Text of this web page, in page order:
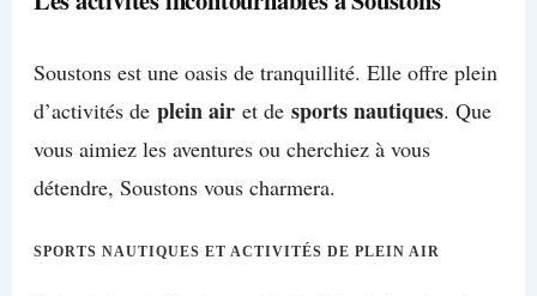
Soustons est une oasis de tranquillité. Elle offre plein
d’activités de plein airet de sports nautiques. Que
vous aimiez les aventures ou cherchiez à vous
détendre, Soustons vous charmera.
SPORTS NAUTIQUES ET ACTIVITÉS DE PLEIN AIR